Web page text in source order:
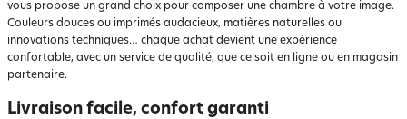
vous propose un grand choix pour composer une chambre à votre image.
Couleurs douces ou imprimés audacieux, matières naturelles ou
innovations techniques… chaque achat devient une expérience
confortable, avec un service de qualité, que ce soit en ligne ou en magasin
partenaire.
Livraison facile, confort garanti